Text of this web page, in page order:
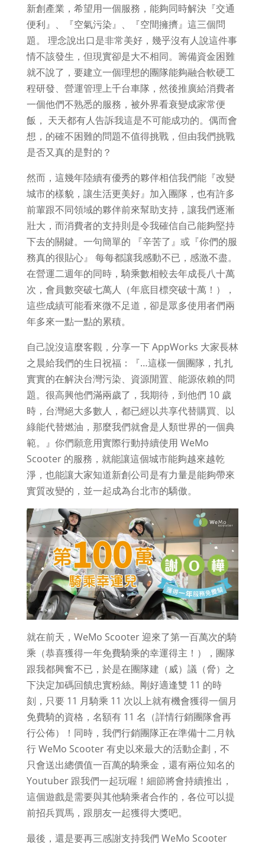
新創產業，希望用一個服務，能夠同時解決『交通
便利』、『空氣污染』、『空間擁擠』這三個問
題。 理念說出口是非常美好，幾乎沒有人說這件事
情不該發生，但現實卻是大不相同。籌備資金困難
就不說了，要建立一個理想的團隊能夠融合軟硬工
程研發、營運管理上千台車隊，然後推廣給消費者
一個他們不熟悉的服務，被外界看衰變成家常便
飯， 天天都有人告訴我這是不可能成功的。偶而會
想，的確不困難的問題不值得挑戰，但由我們挑戰
是否又真的是對的？
然而，這幾年陸續有優秀的夥伴相信我們能『改變
城市的樣貌，讓生活更美好』加入團隊，也有許多
前輩跟不同領域的夥伴前來幫助支持，讓我們逐漸
壯大，而消費者的支持則是令我確信自己能夠堅持
下去的關鍵。一句簡單的 『辛苦了』或『你們的服
務真的很貼心』 每每都讓我感動不已，感激不盡。
在營運二週年的同時，騎乘數相較去年成長八十萬
次，會員數突破七萬人（年底目標突破十萬！），
這些成績可能看來微不足道，卻是眾多使用者們兩
年多來一點一點的累積。
自己說沒這麼客觀，分享一下 AppWorks 大家長林
之晨給我們的生日祝福：『…這樣一個團隊，扎扎
實實的在解決台灣污染、資源閒置、能源依賴的問
題。很高興他們滿兩歲了，我期待，到他們 10 歲
時，台灣絕大多數人，都已經以共享代替購買、以
綠能代替燃油，那麼我們就會是人類世界的一個典
範。』你們願意用實際行動持續使用 WeMo
Scooter 的服務，就能讓這個城市能夠越來越乾
淨，也能讓大家知道新創公司是有力量是能夠帶來
實質改變的，並一起成為台北市的驕傲。
就在前天，WeMo Scooter 迎來了第一百萬次的騎
乘（恭喜獲得一年免費騎乘的幸運得主！），團隊
跟我都興奮不已，於是在團隊建（威）議（脅）之
下決定加碼回饋忠實粉絲。剛好適逢雙 11 的時
刻，只要 11 月騎乘 11 次以上就有機會獲得一個月
免費騎的資格，名額有 11 名（詳情行銷團隊會再
行公佈）！同時，我們行銷團隊正在準備十二月執
行 WeMo Scooter 有史以來最大的活動企劃，不
只會送出總價值一百萬的騎乘金，還有兩位知名的
Youtuber 跟我們一起玩喔！細節將會持續推出，
這個遊戲是需要與其他騎乘者合作的，各位可以提
前招兵買馬，跟朋友一起獲得大獎吧。
最後，還是要再三感謝支持我們 WeMo Scooter